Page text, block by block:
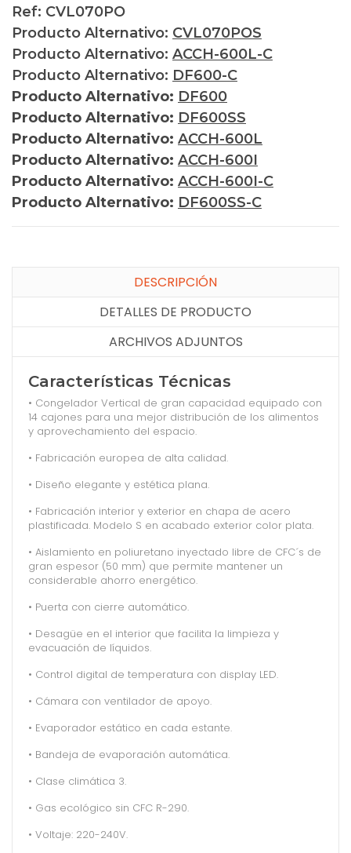
Ref: CVL070PO
Producto Alternativo: CVL070POS
Producto Alternativo: ACCH-600L-C
Producto Alternativo: DF600-C
Producto Alternativo: DF600
Producto Alternativo: DF600SS
Producto Alternativo: ACCH-600L
Producto Alternativo: ACCH-600I
Producto Alternativo: ACCH-600I-C
Producto Alternativo: DF600SS-C
DESCRIPCIÓN
DETALLES DE PRODUCTO
ARCHIVOS ADJUNTOS
Características Técnicas
• Congelador Vertical de gran capacidad equipado con
14 cajones para una mejor distribución de los alimentos
y aprovechamiento del espacio.
• Fabricación europea de alta calidad.
• Diseño elegante y estética plana.
• Fabricación interior y exterior en chapa de acero
plastificada. Modelo S en acabado exterior color plata.
• Aislamiento en poliuretano inyectado libre de CFC´s de
gran espesor (50 mm) que permite mantener un
considerable ahorro energético.
• Puerta con cierre automático.
• Desagüe en el interior que facilita la limpieza y
evacuación de líquidos.
• Control digital de temperatura con display LED.
• Cámara con ventilador de apoyo.
• Evaporador estático en cada estante.
• Bandeja de evaporación automática.
• Clase climática 3.
• Gas ecológico sin CFC R-290.
• Voltaje: 220-240V.